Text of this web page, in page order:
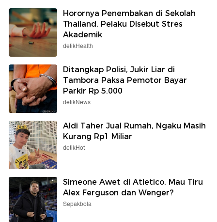
Horornya Penembakan di Sekolah
Thailand, Pelaku Disebut Stres
Akademik
detikHealth
Ditangkap Polisi, Jukir Liar di
Tambora Paksa Pemotor Bayar
Parkir Rp 5.000
detikNews
Aldi Taher Jual Rumah, Ngaku Masih
Kurang Rp1 Miliar
detikHot
Simeone Awet di Atletico, Mau Tiru
Alex Ferguson dan Wenger?
Sepakbola